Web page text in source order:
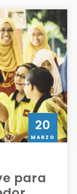
20
MARZO
para